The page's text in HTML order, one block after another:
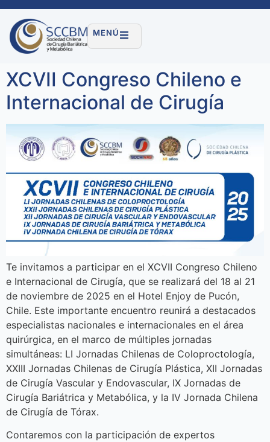
MENÚ
XCVII Congreso Chileno e
Internacional de Cirugía
Te invitamos a participar en el XCVII Congreso Chileno
e Internacional de Cirugía, que se realizará del 18 al 21
de noviembre de 2025 en el Hotel Enjoy de Pucón,
Chile. Este importante encuentro reunirá a destacados
especialistas nacionales e internacionales en el área
quirúrgica, en el marco de múltiples jornadas
simultáneas: LI Jornadas Chilenas de Coloproctología,
XXIII Jornadas Chilenas de Cirugía Plástica, XII Jornadas
de Cirugía Vascular y Endovascular, IX Jornadas de
Cirugía Bariátrica y Metabólica, y la IV Jornada Chilena
de Cirugía de Tórax.
Contaremos con la participación de expertos